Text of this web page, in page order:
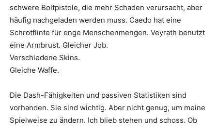
schwere Boltpistole, die mehr Schaden verursacht, aber
häufig nachgeladen werden muss. Caedo hat eine
Schrotflinte für enge Menschenmengen. Veyrath benutzt
eine Armbrust. Gleicher Job.
Verschiedene Skins.
Gleiche Waffe.
Die Dash-Fähigkeiten und passiven Statistiken sind
vorhanden. Sie sind wichtig. Aber nicht genug, um meine
Spielweise zu ändern. Ich blieb stehen und schoss. Ob